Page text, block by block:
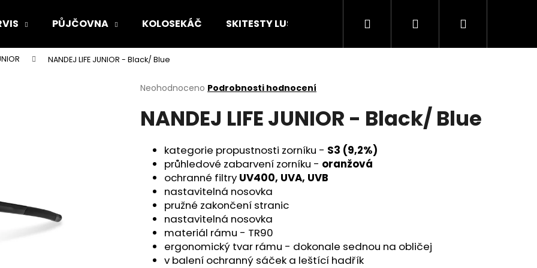
PŮJČOVNA KOLOSEKÁČ SKITESTY LUSTi Hledat PřihlášeníNákupní
NANDEJ LIFE JUNIOR - Black/ Blue
Průměrné
produktu
je
hvězdiček.
Neohodnoceno Podrobnosti hodnocení
NANDEJ LIFE JUNIOR - Black/ Blue
kategorie propustnosti zorníku - S3 (9,2%)
průhledové zabarvení zorníku - oranžová
ochranné filtry UV400, UVA, UVB
nastavitelná nosovka
pružné zakončení stranic
nastavitelná nosovka
materiál rámu - TR90
ergonomický tvar rámu - dokonale sednou na obličej
v balení ochranný sáček a leštící hadřík
Co potřebujete najít?
HLEDAT